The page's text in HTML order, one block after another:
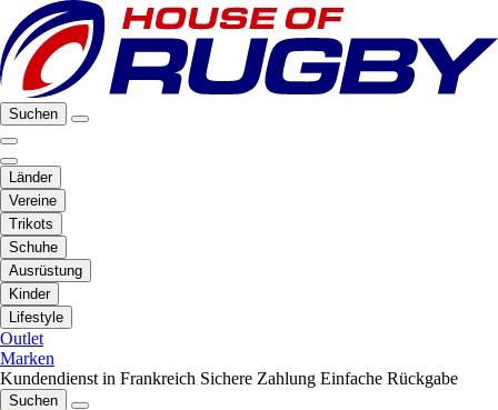
Suchen
Länder
Vereine
Trikots
Schuhe
Ausrüstung
Kinder
Lifestyle
Outlet
Marken
Kundendienst in Frankreich Sichere Zahlung Einfache Rückgabe
Suchen